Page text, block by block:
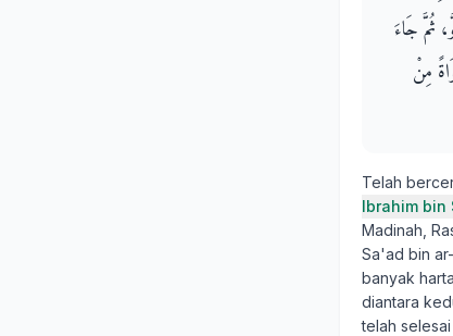
ثُمَّ جَاءَ
مِنْ
Telah
Ibrahim bin
Madinah,
Sa'ad bin
banyak
diantara
telah